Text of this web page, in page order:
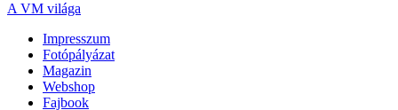
A VM világa
Impresszum
Fotópályázat
Magazin
Webshop
Fajbook